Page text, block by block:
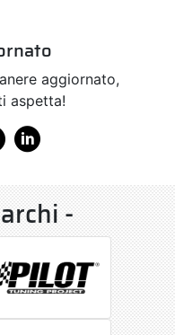
aggiornato,
aspetta!
-